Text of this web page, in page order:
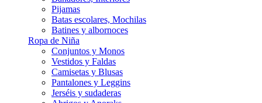
Pijamas
Batas escolares, Mochilas
Batines y albornoces
Ropa de Niña
Conjuntos y Monos
Vestidos y Faldas
Camisetas y Blusas
Pantalones y Leggins
Jerséis y sudaderas